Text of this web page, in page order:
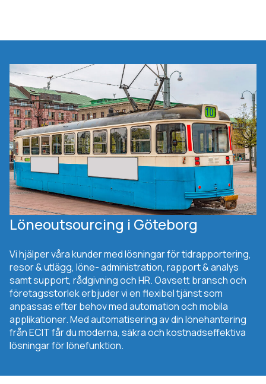
Löneoutsourcing i Göteborg
Vi hjälper våra kunder med lösningar för tidrapportering,
resor & utlägg, löne- administration, rapport & analys
samt support, rådgivning och HR. Oavsett bransch och
företagsstorlek erbjuder vi en flexibel tjänst som
anpassas efter behov med automation och mobila
applikationer. Med automatisering av din lönehantering
från ECIT får du moderna, säkra och kostnadseffektiva
lösningar för lönefunktion.